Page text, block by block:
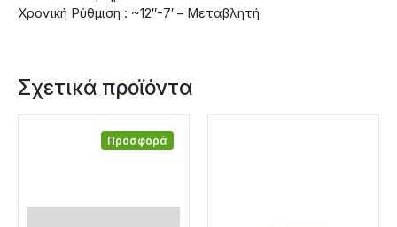
Χρονική Ρύθμιση : ~12″-7′ – Μεταβλητή
Σχετικά προϊόντα
Προσφορά